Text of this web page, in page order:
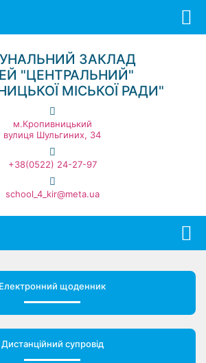
ЗАКЛАД
"ЦЕНТРАЛЬНИЙ"
МІСЬКОЇ РАДИ"
м.Кропивницький
вулиця Шульгиних, 34
+38(0522) 24-27-97
school_4_kir@meta.ua
Електронний щоденник
Дистанційний супровід